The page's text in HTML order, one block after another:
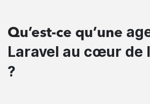
Qu’est-ce qu’une
Laravel au cœur de
?